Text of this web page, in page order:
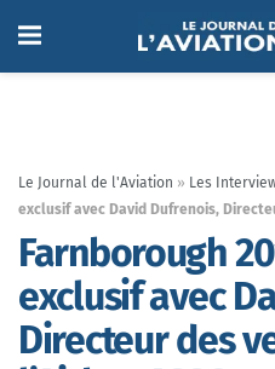
Le Journal de l'Aviation » Les
exclusif avec David Dufrenois,
Farnborough
exclusif avec
Directeur des